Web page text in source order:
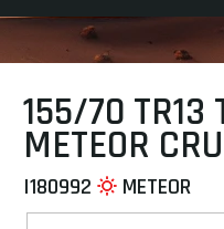
155/70 TR13
METEOR
I180992 METEOR